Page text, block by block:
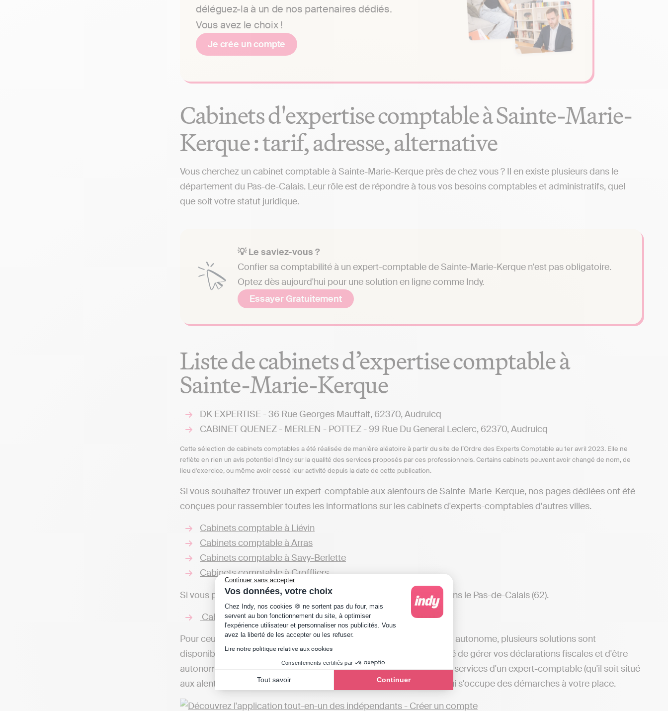
Continuer sans accepter
Vos données, votre choix
Plateforme de Gestion du Consentement : Personnalisez vos Options
Chez Indy, nos cookies 🍪 ne sortent pas du four, mais
servent au bon fonctionnement du site, à optimiser
l'expérience utilisateur et personnaliser nos publicités. Vous
avez la liberté de les accepter ou les refuser.
Lire notre politique relative aux cookies
Consentements certifiés par
Tout savoir Continuer
Axeptio consent
déléguez-la à un de nos partenaires dédiés.
Vous avez le choix !
Je crée un compte
Cabinets d'expertise comptable à Sainte-Marie-
Kerque : tarif, adresse, alternative
Vous cherchez un cabinet comptable à Sainte-Marie-Kerque près de chez vous ? Il en existe plusieurs dans le
département du Pas-de-Calais. Leur rôle est de répondre à tous vos besoins comptables et administratifs, quel
que soit votre statut juridique.
💡 Le saviez-vous ?
Confier sa comptabilité à un expert-comptable de Sainte-Marie-Kerque n'est pas obligatoire.
Optez dès aujourd'hui pour une solution en ligne comme Indy.
Essayer Gratuitement
Liste de cabinets d’expertise comptable à
Sainte-Marie-Kerque
DK EXPERTISE - 36 Rue Georges Mauffait, 62370, Audruicq
CABINET QUENEZ - MERLEN - POTTEZ - 99 Rue Du General Leclerc, 62370, Audruicq
Cette sélection de cabinets comptables a été réalisée de manière aléatoire à partir du site de l’Ordre des Experts Comptable au 1er avril 2023. Elle ne
reflète en rien un avis potentiel d’Indy sur la qualité des services proposés par ces professionnels. Certains cabinets peuvent avoir changé de nom, de
lieu d'exercice, ou même avoir cessé leur activité depuis la date de cette publication.
Si vous souhaitez trouver un expert-comptable aux alentours de Sainte-Marie-Kerque, nos pages dédiées ont été
conçues pour rassembler toutes les informations sur les cabinets d'experts-comptables d'autres villes.
Cabinets comptable à Liévin
Cabinets comptable à Arras
Cabinets comptable à Savy-Berlette
Cabinets comptable à Groffliers
Si vous préférez, vous pouvez explorer d'autres cabinets opérant dans le Pas-de-Calais (62).
Cabinets comptable dans le Pas-de-Calais
Pour ceux qui souhaitent gérer leur comptabilité en ligne de manière autonome, plusieurs solutions sont
disponibles, telles qu'Indy. Ces plateformes vous offrent la possibilité de gérer vos déclarations fiscales et d'être
autonome dans la gestion comptable, une alternative différente des services d'un expert-comptable (qu'il soit situé
aux alentours de Sainte-Marie-Kerque ou dans d'autres localités), qui s'occupe des démarches à votre place.